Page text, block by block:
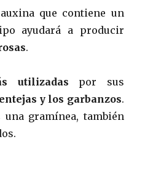
que contiene un
ayudará a producir
.
utilizadas por sus
y los garbanzos.
una gramínea, también